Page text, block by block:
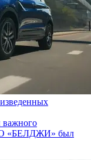
важного
«БЕЛДЖИ» был